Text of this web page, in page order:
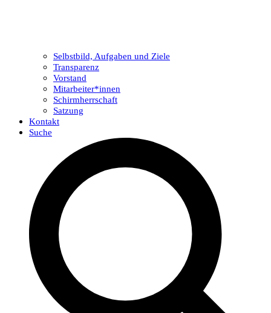
Selbstbild, Aufgaben und Ziele
Transparenz
Vorstand
Mitarbeiter*innen
Schirmherrschaft
Satzung
Kontakt
Suche